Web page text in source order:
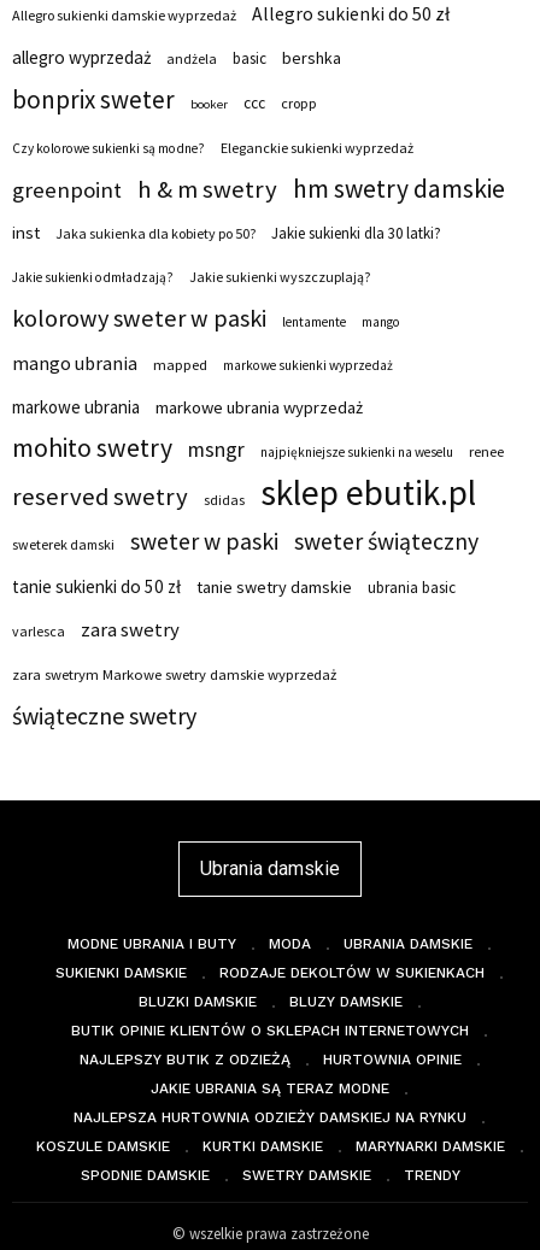
Allegro sukienki damskie wyprzedaż
Allegro sukienki do 50 zł
allegro wyprzedaż
andżela basic bershka
bonprix sweter booker ccc cropp
Czy kolorowe sukienki są modne? Eleganckie sukienki wyprzedaż
greenpoint h & m swetry hm swetry damskie
inst Jaka sukienka dla kobiety po 50? Jakie sukienki dla 30 latki?
Jakie sukienki odmładzają? Jakie sukienki wyszczuplają?
kolorowy sweter w paski lentamente mango
mango ubrania mapped markowe sukienki wyprzedaż
markowe ubrania markowe ubrania wyprzedaż
mohito swetry msngr najpiękniejsze sukienki na weselu renee
reserved swetry sdidas sklep ebutik.pl
sweterek damski sweter w paski sweter świąteczny
tanie sukienki do 50 zł tanie swetry damskie ubrania basic
varlesca zara swetry
zara swetrym Markowe swetry damskie wyprzedaż
świąteczne swetry
Ubrania damskie
MODNE UBRANIA I BUTY MODA
UBRANIA DAMSKIE
SUKIENKI DAMSKIE
RODZAJE DEKOLTÓW W SUKIENKACH
BLUZKI DAMSKIE
BLUZY DAMSKIE
BUTIK OPINIE KLIENTÓW O SKLEPACH INTERNETOWYCH
NAJLEPSZY BUTIK Z ODZIEŻĄ
HURTOWNIA OPINIE
JAKIE UBRANIA SĄ TERAZ MODNE
NAJLEPSZA HURTOWNIA ODZIEŻY DAMSKIEJ NA RYNKU
KOSZULE DAMSKIE
KURTKI DAMSKIE
MARYNARKI DAMSKIE
SPODNIE DAMSKIE
SWETRY DAMSKIE TRENDY
© wszelkie prawa zastrzeżone